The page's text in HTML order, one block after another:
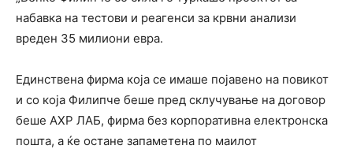
набавка на тестови и реагенси за крвни анализи
вреден 35 милиони евра.
Единствена фирма која се имаше појавено на повикот
и со која Филипче беше пред склучување на договор
беше АХР ЛАБ, фирма без корпоративна електронска
пошта, а ќе остане запаметена по маилот